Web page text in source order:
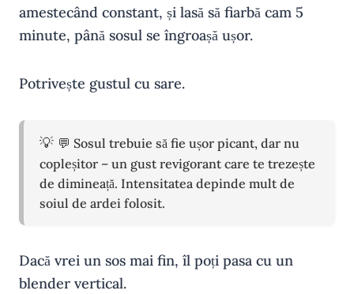
amestecând constant, și lasă să fiarbă cam 5
minute, până sosul se îngroașă ușor.
Potrivește gustul cu sare.
💬 Sosul trebuie să fie ușor picant, dar nu
copleșitor – un gust revigorant care te trezește
de dimineață. Intensitatea depinde mult de
soiul de ardei folosit.
Dacă vrei un sos mai fin, îl poți pasa cu un
blender vertical.